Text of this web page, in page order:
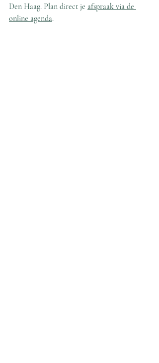
Den Haag. Plan direct je afspraak via de
online agenda.